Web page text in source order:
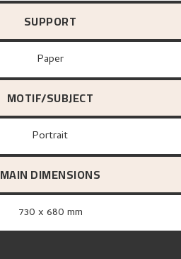
SUPPORT
paper
MOTIF/SUBJECT
Portrait
MAIN DIMENSIONS
730 x 680 mm